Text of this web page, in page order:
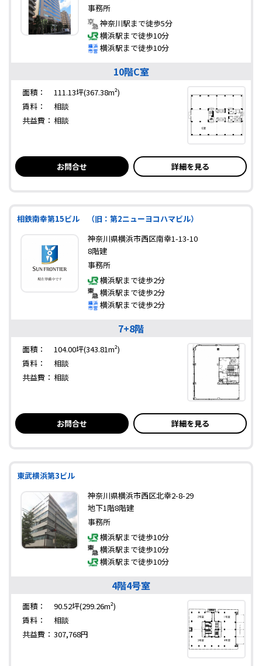
事務所
神奈川駅まで徒歩5分
横浜駅まで徒歩10分
横浜駅まで徒歩10分
10階C室
面積：
111.13坪(367.38m²)
賃料：
相談
共益費： 相談
お問合せ 詳細を見る
相鉄南幸第15ビル （旧：第2ニューヨコハマビル）
神奈川県横浜市西区南幸1-13-10
8階建
事務所
横浜駅まで徒歩2分
横浜駅まで徒歩2分
横浜駅まで徒歩2分
7+8階
面積：
104.00坪(343.81m²)
賃料：
相談
共益費： 相談
お問合せ 詳細を見る
東武横浜第3ビル
神奈川県横浜市西区北幸2-8-29
地下1階8階建
事務所
横浜駅まで徒歩10分
横浜駅まで徒歩10分
横浜駅まで徒歩10分
4階4号室
面積：
90.52坪(299.26m²)
賃料：
相談
共益費： 307,768円